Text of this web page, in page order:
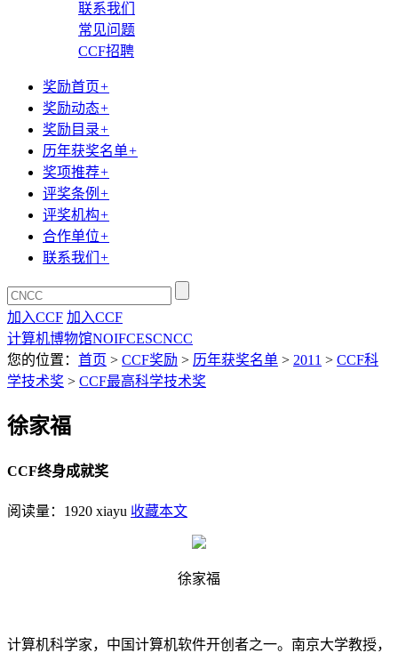
联系我们
常见问题
CCF招聘
奖励首页+
奖励动态+
奖励目录+
历年获奖名单+
奖项推荐+
评奖条例 +
评奖机构+
合作单位+
联系我们 +
加入CCF 加入CCF
计算机博物馆NOIFCESCNCC
您的位置： 首页 > CCF奖励 > 历年获奖名单 > 2011 > CCF科
学技术奖 > CCF最高科学技术奖
徐家福
CCF终身成就奖
阅读量： 1920 xiayu 收藏本文
徐家福
计算机科学家，中国计算机软件开创者之一。南京大学教授，